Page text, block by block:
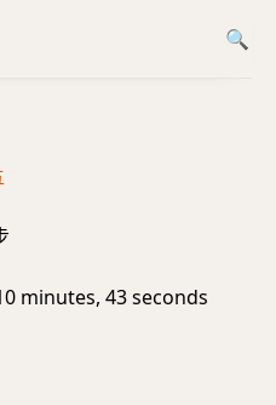
minutes, 43 seconds